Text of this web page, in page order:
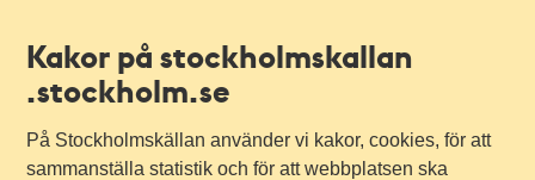
Kakor på stockholmskallan
.stockholm.se
På Stockholmskällan använder vi kakor, cookies, för att
sammanställa statistik och för att webbplatsen ska